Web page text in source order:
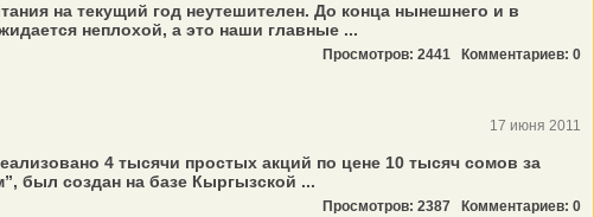
на текущий год неутешителен. До конца нынешнего и в
неплохой, а это наши главные ...
Просмотров: 2441 Комментариев: 0
17 июня 2011
4 тысячи простых акций по цене 10 тысяч сомов за
был создан на базе Кыргызской ...
Просмотров: 2387 Комментариев: 0